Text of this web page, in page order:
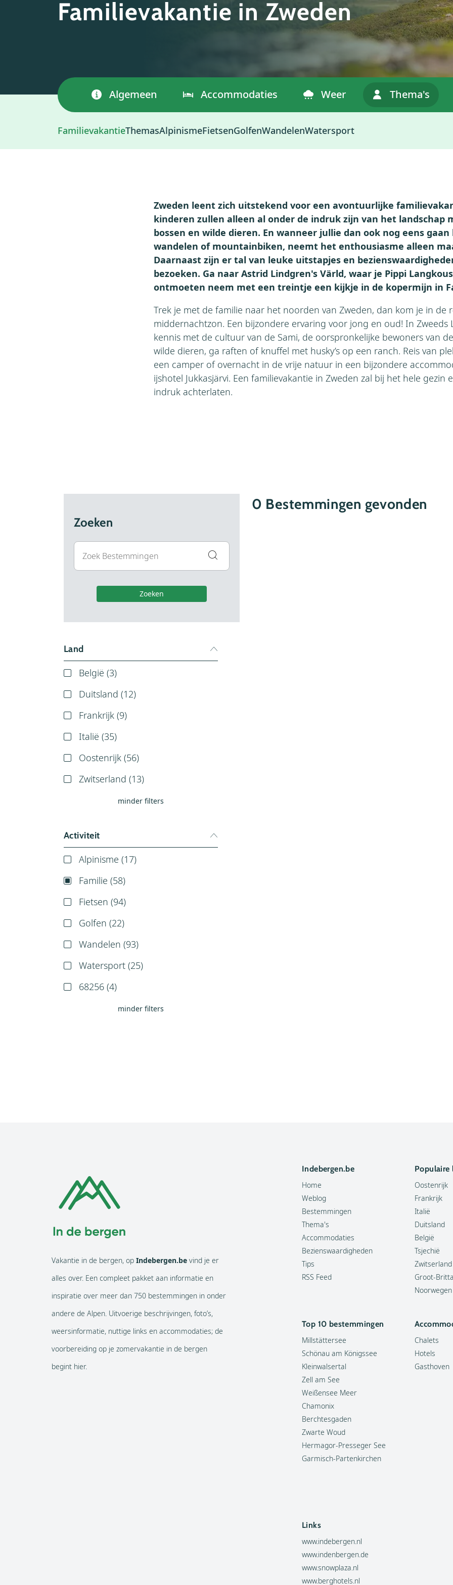
Familievakantie in Zweden
Algemeen Accommodaties Weer Thema's
FamilievakantieThemasAlpinismeFietsenGolfenWandelenWatersport
Zweden leent zich uitstekend voor een avontuurlijke
kinderen zullen alleen al onder de indruk zijn van het landschap
bossen en wilde dieren. En wanneer jullie dan ook nog eens gaan
wandelen of mountainbiken, neemt het enthousiasme alleen
Daarnaast zijn er tal van leuke uitstapjes en
bezoeken. Ga naar Astrid Lindgren's Värld, waar je Pippi
ontmoeten neem met een treintje een kijkje in de kopermijn in
Trek je met de familie naar het noorden van Zweden, dan kom je in de
middernachtzon. Een bijzondere ervaring voor jong en oud! In Zweeds
kennis met de cultuur van de Sami, de oorspronkelijke bewoners van
wilde dieren, ga raften of knuffel met husky’s op een ranch. Reis van
een camper of overnacht in de vrije natuur in een bijzondere
ijshotel Jukkasjärvi. Een familievakantie in Zweden zal bij het hele gezin
indruk achterlaten.
Zoeken
Zoeken
Land
België (3)
Duitsland (12)
Frankrijk (9)
Italië (35)
Oostenrijk (56)
Zwitserland (13)
minder filters
Activiteit
Alpinisme (17)
Familie (58)
Fietsen (94)
Golfen (22)
Wandelen (93)
Watersport (25)
68256 (4)
minder filters
0 Bestemmingen gevonden
Vakantie in de bergen, op Indebergen.be vind je er
alles over. Een compleet pakket aan informatie en
inspiratie over meer dan 750 bestemmingen in onder
andere de Alpen. Uitvoerige beschrijvingen, foto’s,
weersinformatie, nuttige links en accommodaties; de
voorbereiding op je zomervakantie in de bergen
begint hier.
Indebergen.be
Home
Weblog
Bestemmingen
Thema's
Accommodaties
Bezienswaardigheden
Tips
RSS Feed
Populaire
Oostenrijk
Frankrijk
Italië
Duitsland
België
Tsjechië
Zwitserland
Groot-
Noorwegen
Top 10 bestemmingen
Millstättersee
Schönau am Königssee
Kleinwalsertal
Zell am See
Weißensee Meer
Chamonix
Berchtesgaden
Zwarte Woud
Hermagor-Presseger See
Garmisch-Partenkirchen
Chalets
Hotels
Gasthoven
Links
www.indebergen.nl
www.indenbergen.de
www.snowplaza.nl
www.berghotels.nl